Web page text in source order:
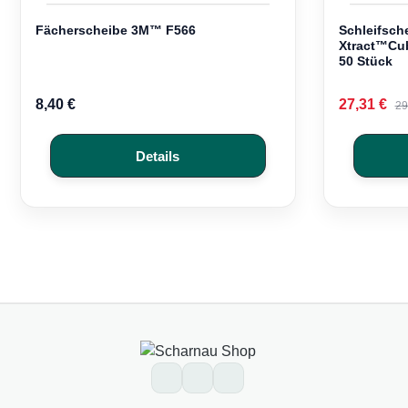
Fächerscheibe 3M™ F566
Regulärer Preis:
8,40 €
Details
50 Stück
27,31 €